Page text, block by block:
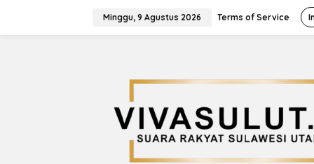
Minggu, 9 Agustus 2026 Terms of Service